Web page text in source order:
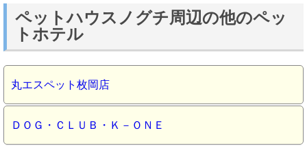
ペットハウスノグチ周辺の他のペッ
トホテル
丸エスペット枚岡店
ＤＯＧ・ＣＬＵＢ・Ｋ－ＯＮＥ